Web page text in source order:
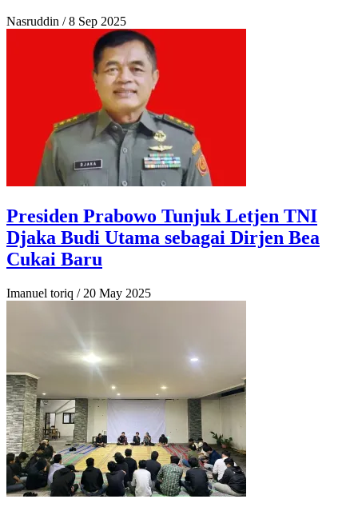
Nasruddin / 8 Sep 2025
Presiden Prabowo Tunjuk Letjen TNI
Djaka Budi Utama sebagai Dirjen Bea
Cukai Baru
Imanuel toriq / 20 May 2025